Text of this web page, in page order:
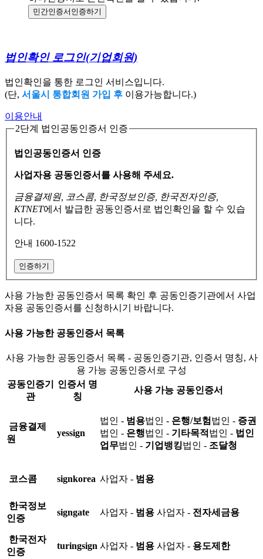
민간인증서 인증하기
법인확인 로그인(기업회원)
법인확인을 통한 로그인 서비스입니다.
(단, 서울시 통합회원 가입 후 이용가능합니다.)
이용안내
2단계 법인공동인증서 인증
법인공동인증서 인증
사업자용 공동인증서를 사용해 주세요.
금융결제원, 코스콤, 한국정보인증, 한국전자인증,
KTNET에서 발급한 공동인증서로 법인확인을 할 수 있습
니다.
안내 1600-1522
인증하기
사용 가능한 공동인증서 목록 확인 후 공동인증기관에서 사업
자용 공동인증서를 신청하시기 바랍니다.
사용 가능한 공동인증서 목록
사용 가능한 공동인증서 목록 - 공동인증기관, 인증서 명칭, 사
용 가능 공동인증서로 구성
공동인증기
관
인증서 명
칭
사용 가능 공동인증서
금융결제
원
yessign
법인 - 범용법인 - 은행/보험 법인 - 증권
법인 - 은행법인 - 기타목적 법인 - 법인
업무법인 - 기업뱅킹법인 - 조달청
코스콤 signkorea 사업자 - 범용
한국정보
인증
signgate 사업자 - 범용 사업자 - 전자세금용
한국전자
인증
turingsign 사업자 - 범용 사업자 - 용도제한